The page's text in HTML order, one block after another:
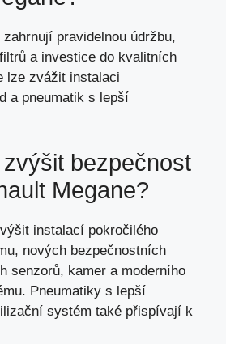
pravidelnou údržbu,
a investice do kvalitních
lze zvážit instalaci
a pneumatik s lepší
bezpečnost
Megane?
instalací pokročilého
nových bezpečnostních
senzorů, kamer a moderního
Pneumatiky s lepší
systém také přispívají k